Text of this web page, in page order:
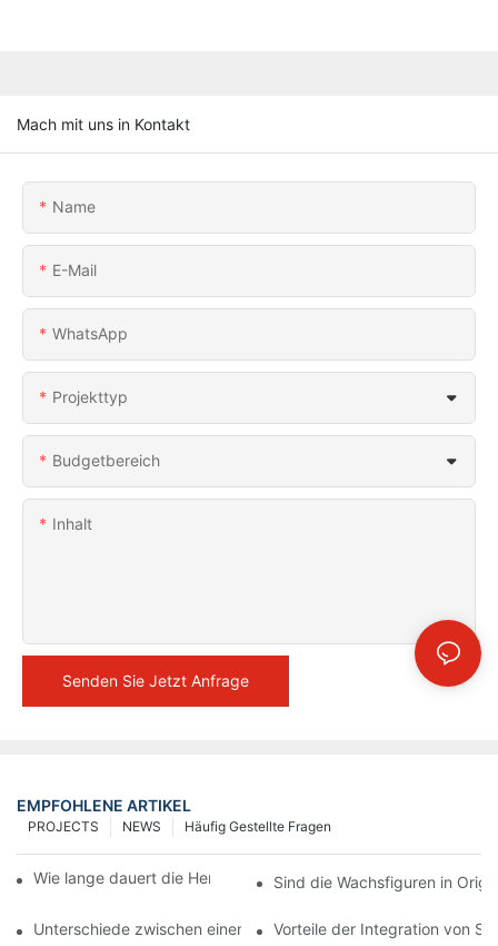
Mach mit uns in Kontakt
Name
E-Mail
WhatsApp
Projekttyp
Budgetbereich
Inhalt
Senden Sie Jetzt Anfrage
EMPFOHLENE ARTIKEL
Häufig Gestellte Fragen
NEWS
PROJECTS
Wie lange dauert die Herstellung einer Wachsfigur?
Sind die Wachsfiguren in
Unterschiede zwischen einem Wachsfigurenkabinett und
Vorteile der Integration von